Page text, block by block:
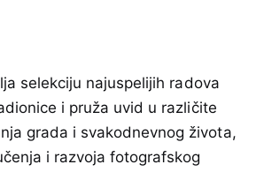
selekciju najuspelijih radova
i pruža uvid u različite
grada i svakodnevnog života,
i razvoja fotografskog